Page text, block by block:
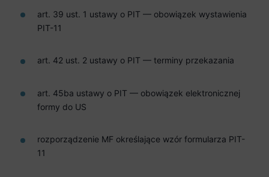
art. 39 ust. 1 ustawy o PIT — obowiązek wystawienia
PIT-11
art. 42 ust. 2 ustawy o PIT — terminy przekazania
art. 45ba ustawy o PIT — obowiązek elektronicznej
formy do US
rozporządzenie MF określające wzór formularza PIT-
11